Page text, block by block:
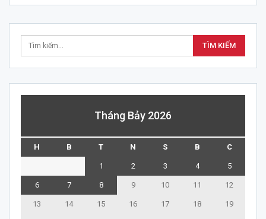
Tháng Bảy 2026
H B T N S B C
1 2 3 4 5
6 7 8 9 10 11 12
13 14 15 16 17 18 19